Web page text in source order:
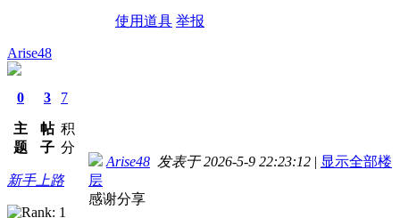
使用道具 举报
Arise48
0
主
题
3
帖
子
7
积
分
新手上路
Arise48 发表于 2026-5-9 22:23:12 | 显示全部楼
层
感谢分享